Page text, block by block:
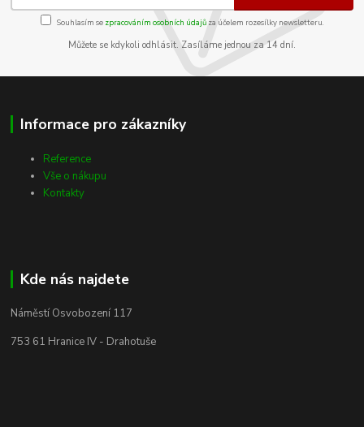
Souhlasím se zpracováním osobních údajůza účelem rozesílky newsletteru.
Můžete se kdykoli odhlásit. Zasíláme jednou za 14 dní.
Informace pro zákazníky
Reference
Vše o nákupu
Kontakty
Kde nás najdete
Náměstí Osvobození 117
753 61 Hranice IV - Drahotuše